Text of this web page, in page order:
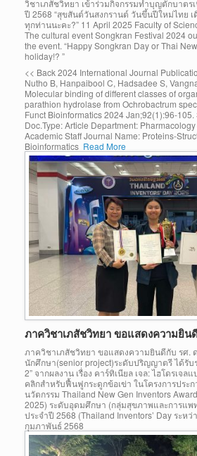
วิชาเภสัชวิทยา เข้าร่วมกิจกรรมทำบุญตักบาตร
ปี 2568 “สุขสันต์วันสงกรานต์ วันขึ้นปีใหม่ไทย
ทุกท่านนะคะ?” 11 April 2025 Faculty of
The cultural event Songkran Festival 2024
the event. “Happy Songkran Day or Thai
holiday!? ”
<< Back 2024 International Journal
Nutho B, Hanpaibool C, Hadsadee S,
Molecular binding of different classes of
parathion hydrolase from Ochrobactrum
Funct Bioinformatics 2024 Jan;92(1):96-
Doc.Type: Article Department: Pharmacology
Academic Staff Journal Name: Proteins-
Bioinformatics Read More
ภาควิชาเภสัชวิทยา ขอแสดงความยิน
ภาควิชาเภสัชวิทยา ขอแสดงความยินดีกับ รศ.
นักศึกษา(senior project)ระดับปริญญาตรี ได้รับ
2” จากผลงาน เรื่อง คาร์ทิเนียล เจล: ไฮโดรเจ
คลิกสําหรับฟื้นฟูกระดูกข้อเข่า ในโครงการประ
นวัตกรรม Thailand New Gen Inventors
2025) ระดับอุดมศึกษา (กลุ่มสุขภาพและการแพ
ประจำปี 2568 (Thailand Inventors’ Day ระห
กุมภาพันธ์ 2568